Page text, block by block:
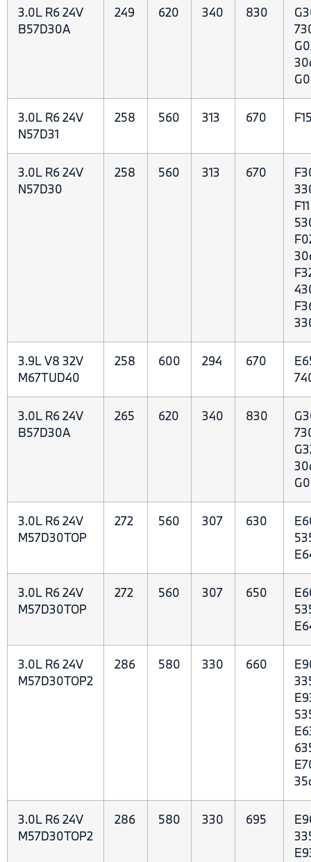
3.0L R6 24V
B57D30A
249 620 340 830
3.0L R6 24V
N57D31
258 560 313 670
3.0L R6 24V
N57D30
258 560 313 670
3.9L V8 32V
M67TUD40
258 600 294 670
3.0L R6 24V
B57D30A
265 620 340 830
3.0L R6 24V
M57D30TOP
272 560 307 630
3.0L R6 24V
M57D30TOP
272 560 307 650
3.0L R6 24V
M57D30TOP2
286 580 330 660
3.0L R6 24V
M57D30TOP2
286 580 330 695